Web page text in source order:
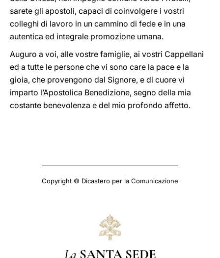
sarete gli apostoli, capaci di coinvolgere i vostri
colleghi di lavoro in un cammino di fede e in una
autentica ed integrale promozione umana.
Auguro a voi, alle vostre famiglie, ai vostri Cappellani
ed a tutte le persone che vi sono care la pace e la
gioia, che provengono dal Signore, e di cuore vi
imparto l’Apostolica Benedizione, segno della mia
costante benevolenza e del mio profondo affetto.
Copyright © Dicastero per la Comunicazione
La SANTA SEDE